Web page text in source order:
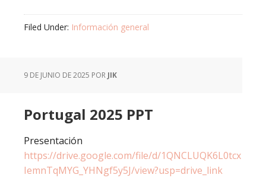
Filed Under: Información general
9 DE JUNIO DE 2025 PORJIK
Portugal 2025 PPT
Presentación
https://drive.google.com/file/d/1QNCLUQK6L0tcx
IemnTqMYG_YHNgf5y5J/view?usp=drive_link